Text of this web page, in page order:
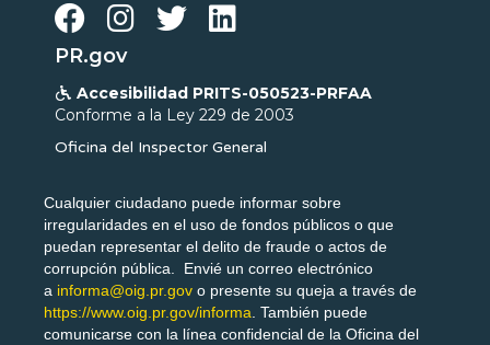
   
PR.gov
 Accesibilidad PRITS-050523-PRFAA
Conforme a la Ley 229 de 2003
Oficina del Inspector General
Cualquier ciudadano puede informar sobre
irregularidades en el uso de fondos públicos o que
puedan representar el delito de fraude o actos de
corrupción pública. Envié un correo electrónico
a informa@oig.pr.gov o presente su queja a través de
https://www.oig.pr.gov/informa . También puede
comunicarse con la línea confidencial de la Oficina del